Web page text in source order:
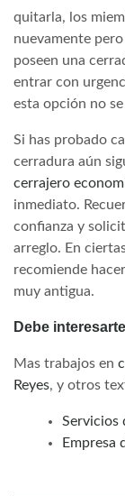
quitarla, los
nuevamente
poseen una
entrar con
esta opción no
Si has probado
cerradura aún
cerrajero
inmediato.
confianza y
arreglo. En
recomiende
muy antigua.
Debe
Mas trabajos en
Reyes, y otros
Servicios
Empresa